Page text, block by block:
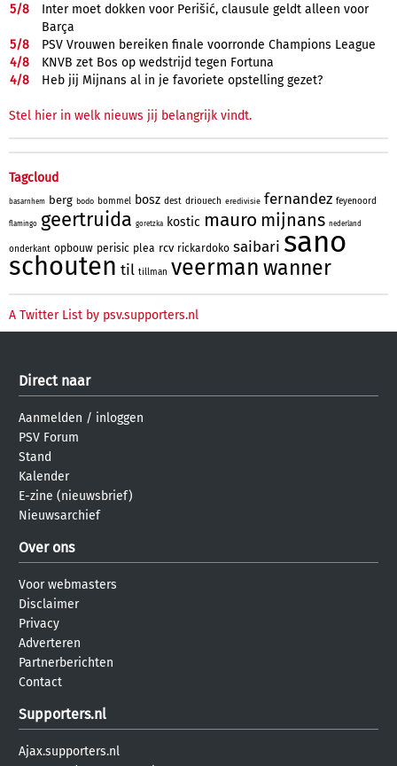
5/8
Inter moet dokken voor Perišić, clausule geldt alleen voor
Barça
5/8
PSV Vrouwen bereiken finale voorronde Champions League
4/8
KNVB zet Bos op wedstrijd tegen Fortuna
4/8 Heb jij Mijnans al in je favoriete opstelling gezet?
Stel hier in welk nieuws jij belangrijk vindt.
Tagcloud
basarnhem berg bodo bommel bosz dest driouech eredivisie fernandez feyenoord
flamingo geertruida goretzka kostic mauro mijnans nederland
onderkant opbouw perisic plea rcv rickardoko saibari sano
schouten til tillman veerman wanner
A Twitter List by psv.supporters.nl
Direct naar
Aanmelden / inloggen
PSV Forum
Stand
Kalender
E-zine (nieuwsbrief)
Nieuwsarchief
Over ons
Voor webmasters
Disclaimer
Privacy
Adverteren
Partnerberichten
Contact
Supporters.nl
Ajax.supporters.nl